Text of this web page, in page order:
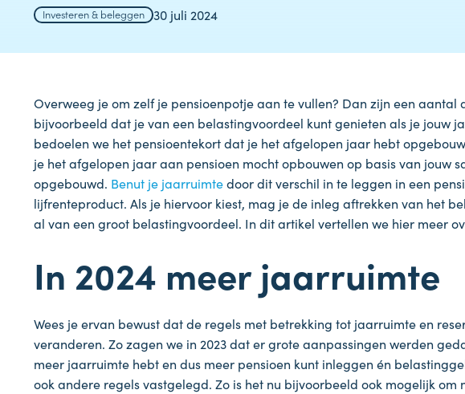
Investeren & beleggen 30 juli 2024
Overweeg je om zelf je pensioenpotje aan te vullen? Dan zijn een aantal
bijvoorbeeld dat je van een belastingvoordeel kunt genieten als je jouw
bedoelen we het pensioentekort dat je het afgelopen jaar hebt
je het afgelopen jaar aan pensioen mocht opbouwen op basis van jouw
opgebouwd. Benut je jaarruimtedoor dit verschil in te leggen in een
lijfrenteproduct. Als je hiervoor kiest, mag je de inleg aftrekken van het
al van een groot belastingvoordeel. In dit artikel vertellen we hier meer
In 2024 meer jaarruimte
Wees je ervan bewust dat de regels met betrekking tot jaarruimte en
veranderen. Zo zagen we in 2023 dat er grote aanpassingen werden
meer jaarruimte hebt en dus meer pensioen kunt inleggen én
ook andere regels vastgelegd. Zo is het nu bijvoorbeeld ook mogelijk